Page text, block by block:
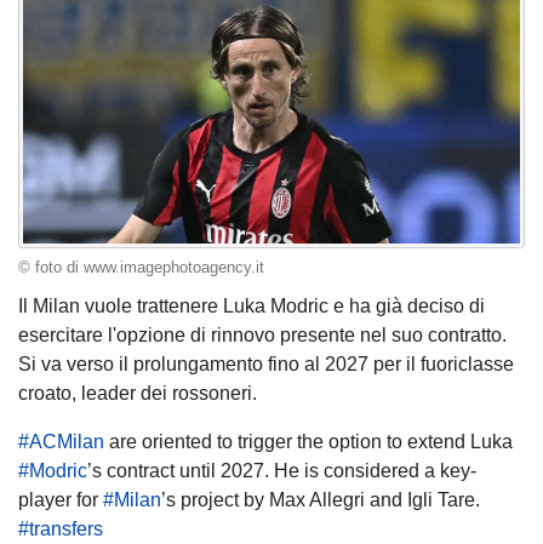
© foto di www.imagephotoagency.it
Il Milan vuole trattenere Luka Modric e ha già deciso di
esercitare l'opzione di rinnovo presente nel suo contratto.
Si va verso il prolungamento fino al 2027 per il fuoriclasse
croato, leader dei rossoneri.
#ACMilan are oriented to trigger the option to extend Luka
#Modric’s contract until 2027. He is considered a key-
player for #Milan’s project by Max Allegri and Igli Tare.
#transfers